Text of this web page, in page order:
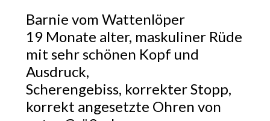
Barnie vom Wattenlöper
19 Monate alter, maskuliner Rüde
mit sehr schönen Kopf und
Ausdruck,
Scherengebiss, korrekter Stopp,
korrekt angesetzte Ohren von